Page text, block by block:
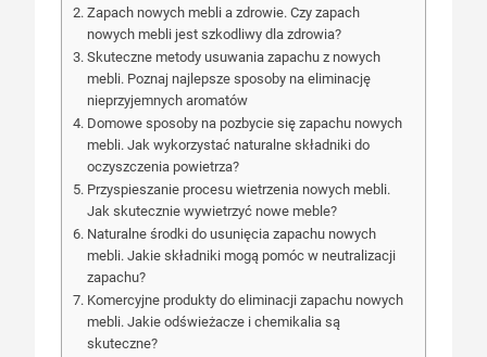
Zapach nowych mebli a zdrowie. Czy zapach
nowych mebli jest szkodliwy dla zdrowia?
Skuteczne metody usuwania zapachu z nowych
mebli. Poznaj najlepsze sposoby na eliminację
nieprzyjemnych aromatów
Domowe sposoby na pozbycie się zapachu nowych
mebli. Jak wykorzystać naturalne składniki do
oczyszczenia powietrza?
Przyspieszanie procesu wietrzenia nowych mebli.
Jak skutecznie wywietrzyć nowe meble?
Naturalne środki do usunięcia zapachu nowych
mebli. Jakie składniki mogą pomóc w neutralizacji
zapachu?
Komercyjne produkty do eliminacji zapachu nowych
mebli. Jakie odświeżacze i chemikalia są
skuteczne?